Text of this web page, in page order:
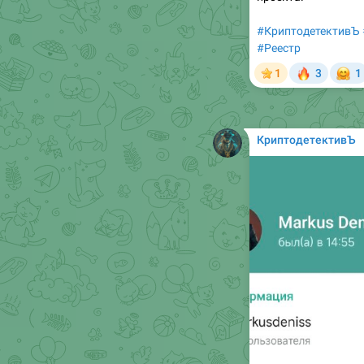
#КриптодетективЪ
#Реестр
1
🔥
3 1
КриптодетективЪ